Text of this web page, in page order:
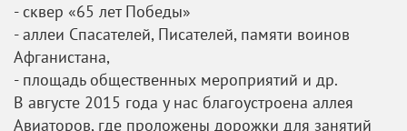
- сквер «65 лет Победы»
- аллеи Спасателей, Писателей, памяти воинов
Афганистана,
- площадь общественных мероприятий и др.
В августе 2015 года у нас благоустроена аллея
Авиаторов, где проложены дорожки для занятий